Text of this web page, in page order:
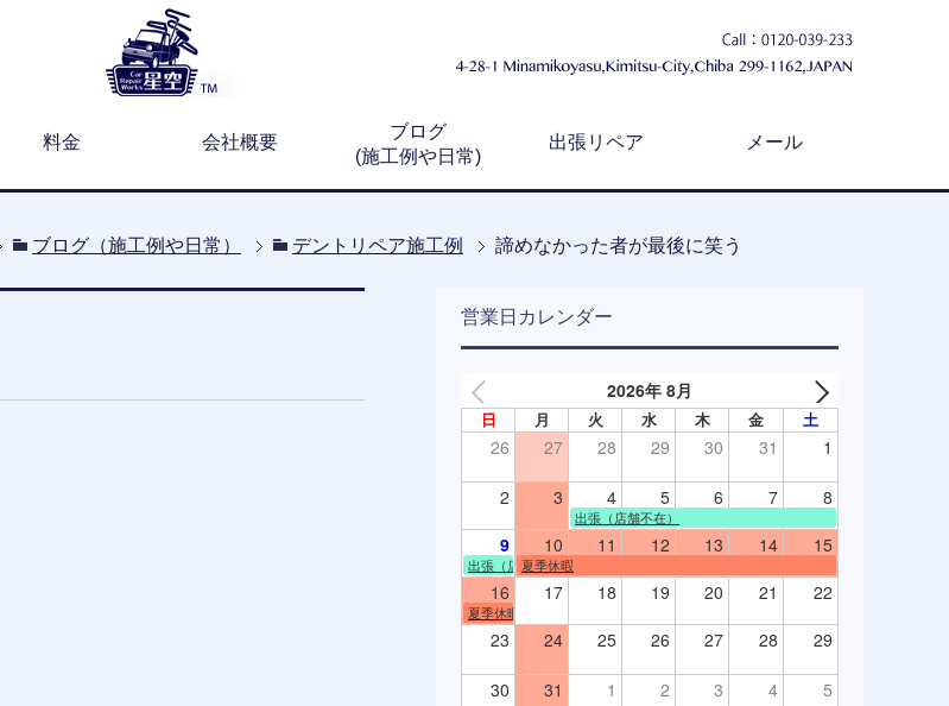
料金 会社概要
ブログ
(施工例や日常)
出張リペア メール
ブログ（施工例や日常） デントリペア施工例 諦めなかった者が最後に笑う
営業日カレンダー
2026年 8月
日 月 火 水 木 金 土
26 27 28 29 30 31 1
2 3 4 5 6 7 8
出張（店舗不在）
9 10 11 12 13 14 15
出張（店舗不在）
夏季休暇
16 17 18 19 20 21 22
夏季休暇
23 24 25 26 27 28 29
30 31 1 2 3 4 5